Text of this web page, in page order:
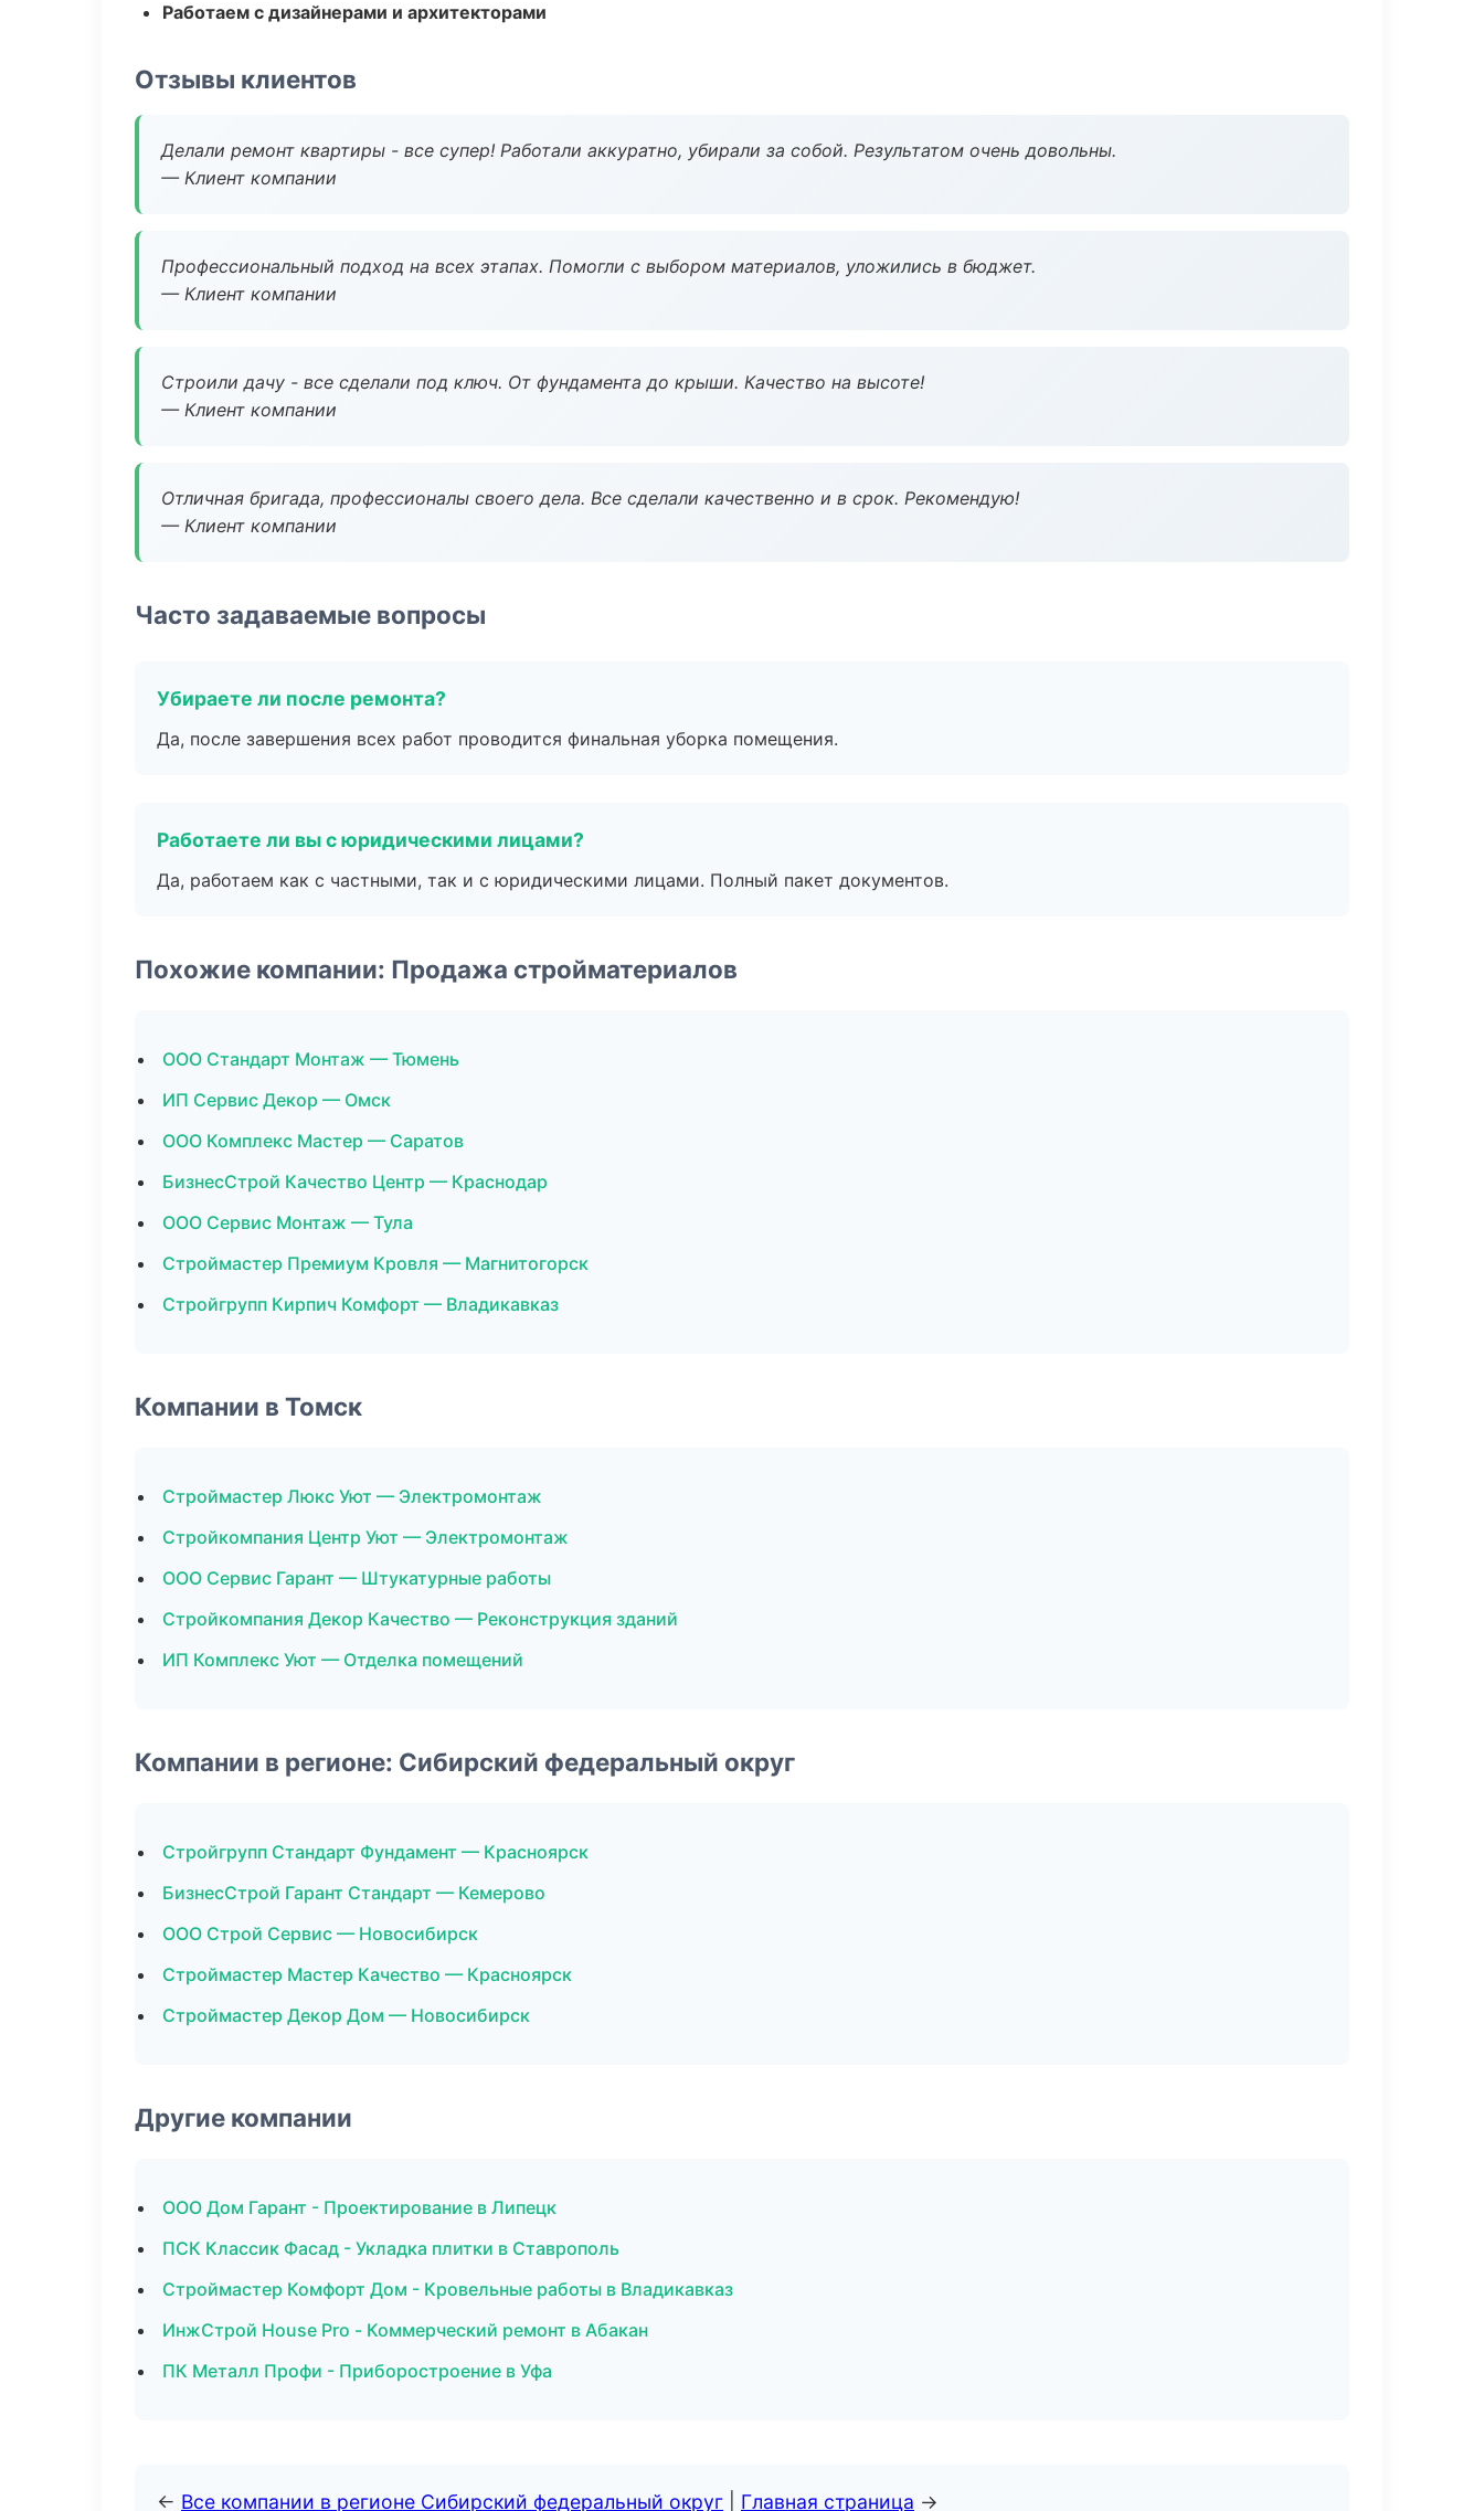
Работаем с дизайнерами и архитекторами
Отзывы клиентов
Делали ремонт квартиры - все супер! Работали аккуратно, убирали за собой. Результатом очень довольны.
— Клиент компании
Профессиональный подход на всех этапах. Помогли с выбором материалов, уложились в бюджет.
— Клиент компании
Строили дачу - все сделали под ключ. От фундамента до крыши. Качество на высоте!
— Клиент компании
Отличная бригада, профессионалы своего дела. Все сделали качественно и в срок. Рекомендую!
— Клиент компании
Часто задаваемые вопросы
Убираете ли после ремонта?
Да, после завершения всех работ проводится финальная уборка помещения.
Работаете ли вы с юридическими лицами?
Да, работаем как с частными, так и с юридическими лицами. Полный пакет документов.
Похожие компании: Продажа стройматериалов
ООО Стандарт Монтаж — Тюмень
ИП Сервис Декор — Омск
ООО Комплекс Мастер — Саратов
БизнесСтрой Качество Центр — Краснодар
ООО Сервис Монтаж — Тула
Строймастер Премиум Кровля — Магнитогорск
Стройгрупп Кирпич Комфорт — Владикавказ
Компании в Томск
Строймастер Люкс Уют — Электромонтаж
Стройкомпания Центр Уют — Электромонтаж
ООО Сервис Гарант — Штукатурные работы
Стройкомпания Декор Качество — Реконструкция зданий
ИП Комплекс Уют — Отделка помещений
Компании в регионе: Сибирский федеральный округ
Стройгрупп Стандарт Фундамент — Красноярск
БизнесСтрой Гарант Стандарт — Кемерово
ООО Строй Сервис — Новосибирск
Строймастер Мастер Качество — Красноярск
Строймастер Декор Дом — Новосибирск
Другие компании
ООО Дом Гарант - Проектирование в Липецк
ПСК Классик Фасад - Укладка плитки в Ставрополь
Строймастер Комфорт Дом - Кровельные работы в Владикавказ
ИнжСтрой House Pro - Коммерческий ремонт в Абакан
ПК Металл Профи - Приборостроение в Уфа
← Все компании в регионе Сибирский федеральный округ Главная страница →